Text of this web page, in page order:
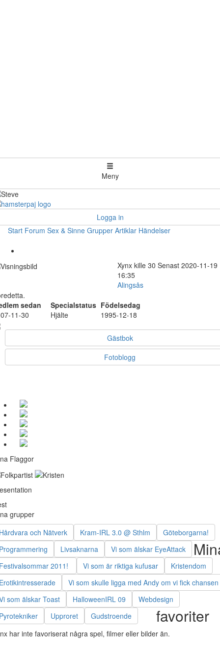
Meny
Logga in
Start Forum Sex & Sinne Grupper Artiklar Händelser
Xynx kille 30 Senast 2020-11-19
16:35
Alingsås
sedan
Specialstatus Födelsedag
11-30
Hjälte 1995-12-18
Gästbok
Fotoblogg
Flaggor
grupper
och Nätverk
Kram-IRL 3.0 @ Sthlm
Göteborgarna!
Livsaknarna
Vi som älskar EyeAttack
2011!
Vi som är riktiga kufusar
Kristendom
Vi som skulle ligga med Andy om vi fick chansen
som älskar Toast
HalloweenIRL 09
Webdesign
Upproret Gudstroende favoriter
har inte favoriserat några spel, filmer eller bilder än.